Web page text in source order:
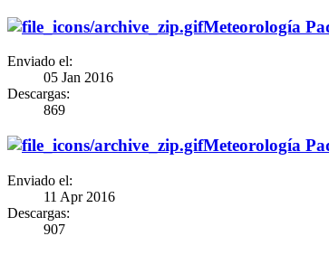
Meteorología
Enviado el:
05 Jan 2016
Descargas:
869
Meteorología
Enviado el:
11 Apr 2016
Descargas:
907